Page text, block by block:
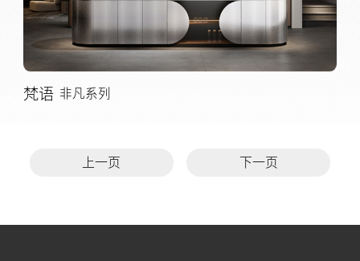
梵语 非凡系列
上一页 下一页